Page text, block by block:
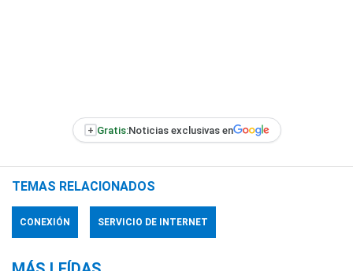
+ Gratis:Noticias exclusivas en
TEMAS RELACIONADOS
CONEXIÓN SERVICIO DE INTERNET